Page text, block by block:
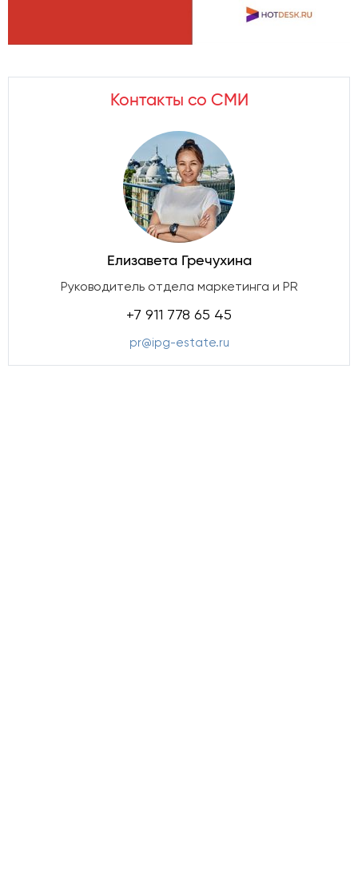
Контакты со СМИ
Елизавета Гречухина
Руководитель отдела маркетинга и PR
+7 911 778 65 45
pr@ipg-estate.ru